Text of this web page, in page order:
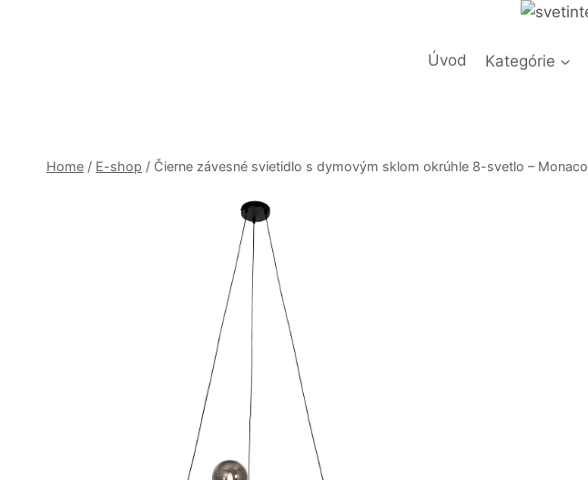
Úvod Kategórie
Home / E-shop / Čierne závesné svietidlo s dymovým sklom okrúhle 8-svetlo – Monaco